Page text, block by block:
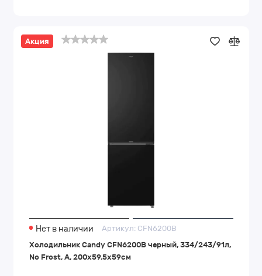
Холодильник
Акция
Нет в наличии Артикул: CFN6200B
Холодильник Candy CFN6200B черный, 334/243/91л,
No Frost, A, 200х59.5х59см